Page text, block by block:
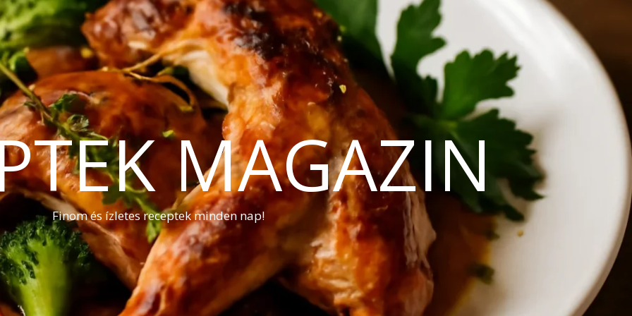
MAGAZIN
Finom és ízletes receptek minden nap!